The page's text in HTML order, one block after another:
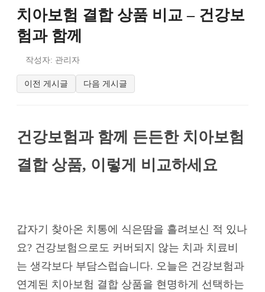
치아보험 결합 상품 비교 – 건강보
험과 함께
작성자: 관리자
이전 게시글 다음 게시글
건강보험과 함께 든든한 치아보험
결합 상품, 이렇게 비교하세요
갑자기 찾아온 치통에 식은땀을 흘려보신 적 있나
요? 건강보험으로도 커버되지 않는 치과 치료비
는 생각보다 부담스럽습니다. 오늘은 건강보험과
연계된 치아보험 결합 상품을 현명하게 선택하는